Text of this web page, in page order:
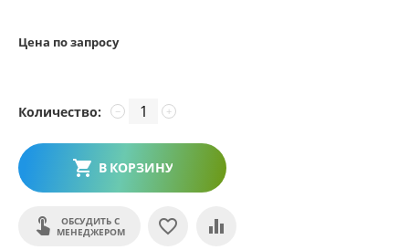
Цена по запросу
Количество: +
−
В КОРЗИНУ
ОБСУДИТЬ С
МЕНЕДЖЕРОМ